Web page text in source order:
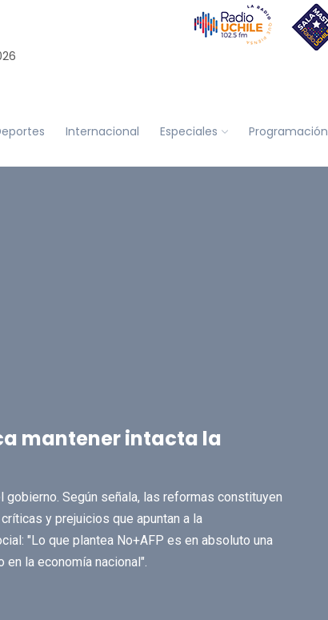
Internacional Especiales Programación
mantener intacta la
Según señala, las reformas constituyen
y prejuicios que apuntan a la
"Lo que plantea No+AFP es en absoluto una
la economía nacional".